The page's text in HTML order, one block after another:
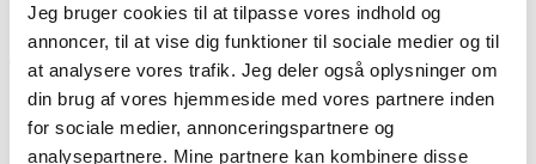
Jeg bruger cookies til at tilpasse vores indhold og
annoncer, til at vise dig funktioner til sociale medier og til
at analysere vores trafik. Jeg deler også oplysninger om
din brug af vores hjemmeside med vores partnere inden
for sociale medier, annonceringspartnere og
analysepartnere. Mine partnere kan kombinere disse
Anbefalinger til skrivetips i debatindlægget:
Skriv i jeg-form
Undgå at bruge ”man”, for med ordet ”man” skaber du